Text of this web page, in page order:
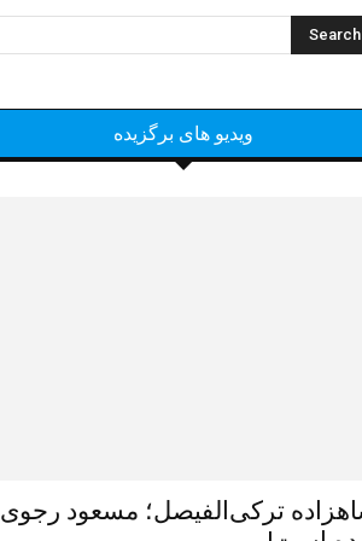
ویدیو های برگزیده
ترکی‌الفیصل؛ مسعود رجوی